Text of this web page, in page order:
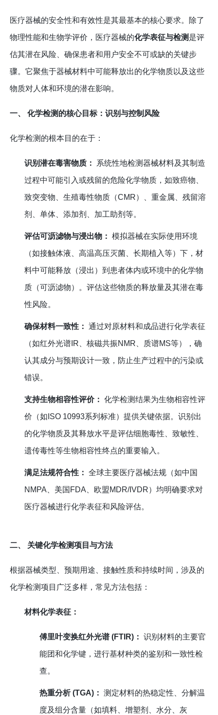
医疗器械的安全性和有效性是其最基本的核心要求。除了
物理性能和生物学评价，医疗器械的化学表征与检测 是评
估其潜在风险、确保患者和用户安全不可或缺的关键步
骤。它聚焦于器械材料中可能释放出的化学物质以及这些
物质对人体和环境的潜在影响。
一、 化学检测的核心目标：识别与控制风险
化学检测的根本目的在于：
识别潜在毒害物质： 系统性地检测器械材料及其制造
过程中可能引入或残留的危险化学物质，如致癌物、
致突变物、生殖毒性物质（CMR）、重金属、残留溶
剂、单体、添加剂、加工助剂等。
评估可沥滤物与浸出物： 模拟器械在实际使用环境
（如接触体液、高温高压灭菌、长期植入等）下，材
料中可能释放（浸出）到患者体内或环境中的化学物
质（可沥滤物）。评估这些物质的释放量及其潜在毒
性风险。
确保材料一致性： 通过对原材料和成品进行化学表征
（如红外光谱IR、核磁共振NMR、质谱MS等），确
认其成分与预期设计一致，防止生产过程中的污染或
错误。
支持生物相容性评价： 化学检测结果为生物相容性评
价（如ISO 10993系列标准）提供关键依据。识别出
的化学物质及其释放水平是评估细胞毒性、致敏性、
遗传毒性等生物相容性终点的重要输入。
满足法规符合性： 全球主要医疗器械法规（如中国
NMPA、美国FDA、欧盟MDR/IVDR）均明确要求对
医疗器械进行化学表征和风险评估。
二、 关键化学检测项目与方法
根据器械类型、预期用途、接触性质和持续时间，涉及的
化学检测项目广泛多样，常见方法包括：
材料化学表征：
傅里叶变换红外光谱 (FTIR)： 识别材料的主要官
能团和化学键，进行基材种类的鉴别和一致性检
查。
热重分析 (TGA)： 测定材料的热稳定性、分解温
度及组分含量（如填料、增塑剂、水分、灰